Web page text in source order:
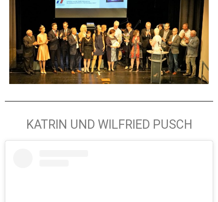
KATRIN UND WILFRIED PUSCH